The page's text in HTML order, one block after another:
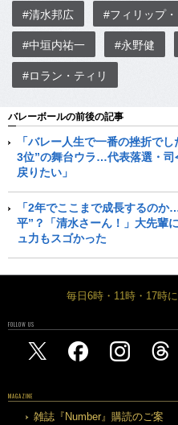
#清水邦広 #フィリップ
#中垣内祐一 #永野健
#ロラン・ティリ
バレーボールの前後の記事
「バレー人生で一番の挫折で
3位”の舞台ウラ…代表落選・司
戻りたい」
「2年でここまで成長するの
平”？「清水さーん！」大先輩
ュ力もスゴかった
毎日6時・11時・17時
FOLLOW US
MAGAZINE
雑誌『Number』購読のご案